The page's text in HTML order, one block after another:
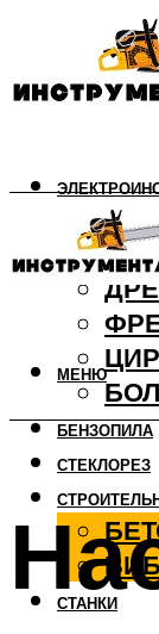
БЕНЗОПИЛА
СТЕКЛОРЕЗ
СТАНКИ
МЕНЮ